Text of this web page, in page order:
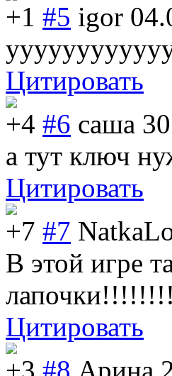
+1 #5 igor
Цитировать
+4 #6 саша
а тут ключ
Цитировать
+7 #7
В этой игре
лапочки!!!!!!!!
Цитировать
+3 #8 Арина